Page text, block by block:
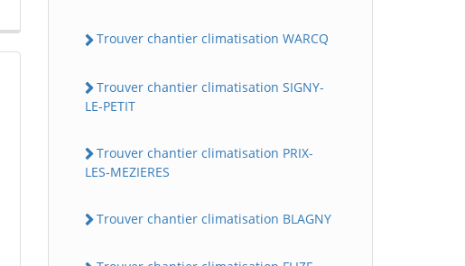
Trouver chantier climatisation WARCQ
Trouver chantier climatisation SIGNY-
LE-PETIT
Trouver chantier climatisation PRIX-
LES-MEZIERES
Trouver chantier climatisation BLAGNY